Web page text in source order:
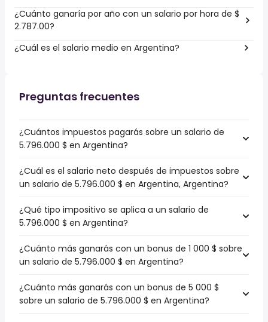
¿Cuánto ganaría por año con un salario por hora de $
2.787.00?
¿Cuál es el salario medio en Argentina?
Preguntas frecuentes
¿Cuántos impuestos pagarás sobre un salario de
5.796.000 $ en Argentina?
¿Cuál es el salario neto después de impuestos sobre
un salario de 5.796.000 $ en Argentina, Argentina?
¿Qué tipo impositivo se aplica a un salario de
5.796.000 $ en Argentina?
¿Cuánto más ganarás con un bonus de 1 000 $ sobre
un salario de 5.796.000 $ en Argentina?
¿Cuánto más ganarás con un bonus de 5 000 $
sobre un salario de 5.796.000 $ en Argentina?